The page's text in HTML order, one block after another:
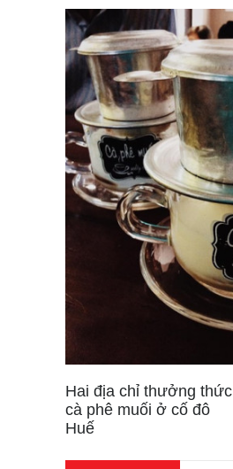
Hai địa chỉ thưởng thức
cà phê muối ở cố đô
Huế